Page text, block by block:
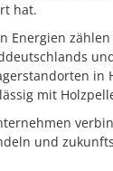
hat.
Energien
in
mit
und